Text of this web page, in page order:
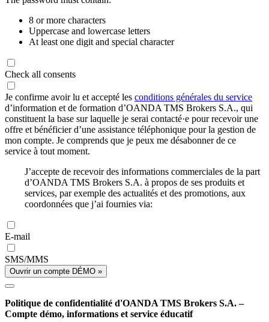
8 or more characters
Uppercase and lowercase letters
At least one digit and special character
Check all consents
Je confirme avoir lu et accepté les conditions générales du service
d’information et de formation d’OANDA TMS Brokers S.A., qui
constituent la base sur laquelle je serai contacté·e pour recevoir une
offre et bénéficier d’une assistance téléphonique pour la gestion de
mon compte. Je comprends que je peux me désabonner de ce
service à tout moment.
J’accepte de recevoir des informations commerciales de la part
d’OANDA TMS Brokers S.A. à propos de ses produits et
services, par exemple des actualités et des promotions, aux
coordonnées que j’ai fournies via:
E-mail
SMS/MMS
Ouvrir un compte DÉMO »
Politique de confidentialité d'OANDA TMS Brokers S.A. –
Compte démo, informations et service éducatif